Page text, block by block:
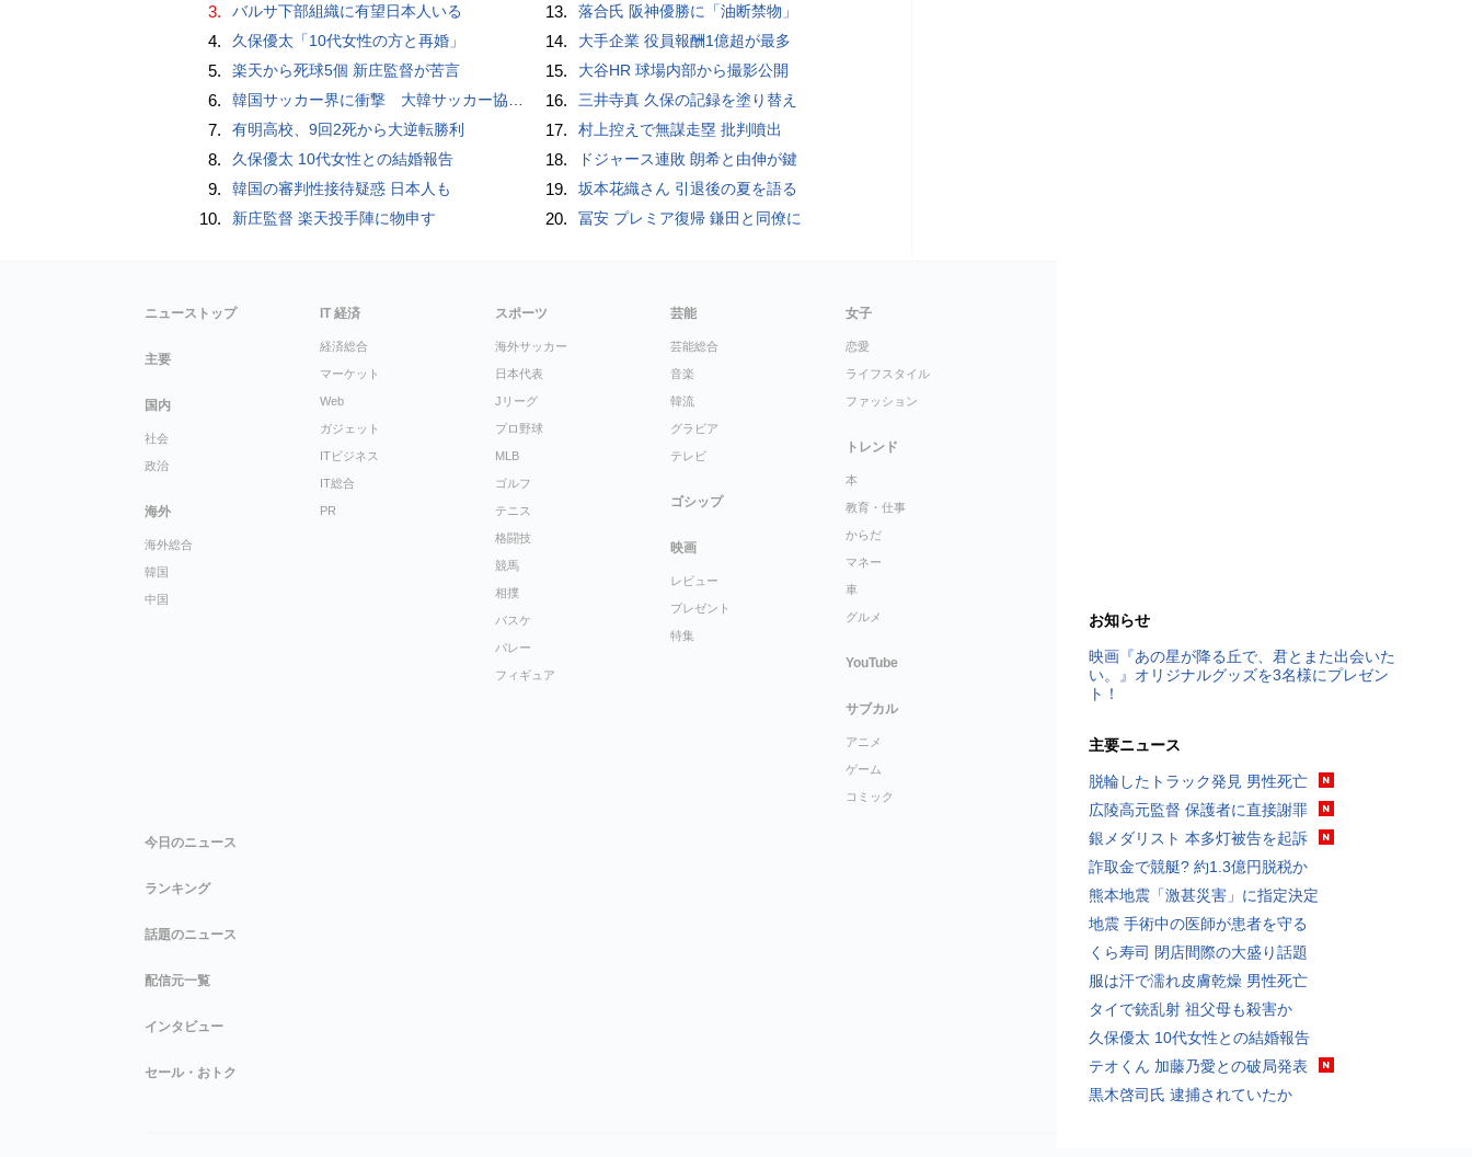
3. バルサ下部組織に有望日本人いる
4. 久保優太「10代女性の方と再婚」
5. 楽天から死球5個 新庄監督が苦言
6. 韓国サッカー界に衝撃 大韓サッカー協会に外国人審判への“性的接待”疑惑 韓国メディアが報道
7. 有明高校、9回2死から大逆転勝利
8. 久保優太 10代女性との結婚報告
9. 韓国の審判性接待疑惑 日本人も
10. 新庄監督 楽天投手陣に物申す
13. 落合氏 阪神優勝に「油断禁物」
14. 大手企業 役員報酬1億超が最多
15. 大谷HR 球場内部から撮影公開
16. 三井寺真 久保の記録を塗り替え
17. 村上控えで無謀走塁 批判噴出
18. ドジャース連敗 朗希と由伸が鍵
19. 坂本花織さん 引退後の夏を語る
20. 冨安 プレミア復帰 鎌田と同僚に
お知らせ
映画『あの星が降る丘で、君とまた出会いた
い。』オリジナルグッズを3名様にプレゼン
ト！
主要ニュース
脱輪したトラック発見 男性死亡
広陵高元監督 保護者に直接謝罪
銀メダリスト 本多灯被告を起訴
詐取金で競艇? 約1.3億円脱税か
熊本地震「激甚災害」に指定決定
地震 手術中の医師が患者を守る
くら寿司 閉店間際の大盛り話題
服は汗で濡れ皮膚乾燥 男性死亡
タイで銃乱射 祖父母も殺害か
久保優太 10代女性との結婚報告
テオくん 加藤乃愛との破局発表
黒木啓司氏 逮捕されていたか
ニューストップ
主要
国内
社会
政治
海外
海外総合
韓国
中国
IT 経済
経済総合
マーケット
Web
ガジェット
ITビジネス
IT総合
PR
スポーツ
海外サッカー
日本代表
Jリーグ
プロ野球
MLB
ゴルフ
テニス
格闘技
競馬
相撲
バスケ
バレー
フィギュア
芸能
芸能総合
音楽
韓流
グラビア
テレビ
ゴシップ
映画
レビュー
プレゼント
特集
女子
恋愛
ライフスタイル
ファッション
トレンド
本
教育・仕事
からだ
マネー
車
グルメ
YouTube
サブカル
アニメ
ゲーム
コミック
今日のニュース
ランキング
話題のニュース
配信元一覧
インタビュー
セール・おトク